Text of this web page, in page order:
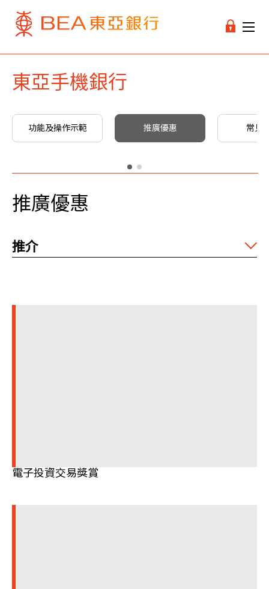
東亞手機銀行
功能及操作示範 推廣優惠 常見
推廣優惠
推介
電子投資交易獎賞